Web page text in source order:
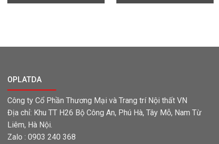
OPLATDA
Công ty Cổ Phần Thương Mại và Trang trí Nội thất VN
Địa chỉ: Khu TT H26 Bộ Công An, Phú Hà, Tây Mỗ, Nam Từ
Liêm, Hà Nội.
Zalo : 0903 240 368